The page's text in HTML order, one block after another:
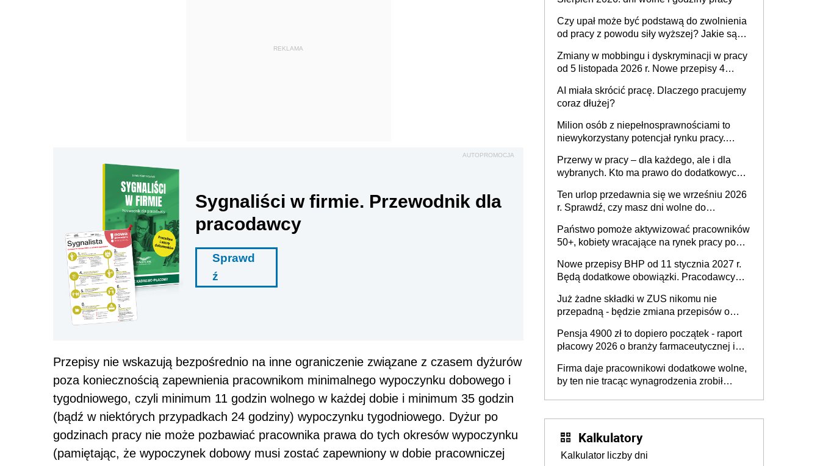
REKLAMA
AUTOPROMOCJA
Sygnaliści w firmie. Przewodnik dla
pracodawcy
Sprawd
ź
Przepisy nie wskazują bezpośrednio na inne ograniczenie związane z czasem dyżurów
poza koniecznością zapewnienia pracownikom minimalnego wypoczynku dobowego i
tygodniowego, czyli minimum 11 godzin wolnego w każdej dobie i minimum 35 godzin
(bądź w niektórych przypadkach 24 godziny) wypoczynku tygodniowego. Dyżur po
godzinach pracy nie może pozbawiać pracownika prawa do tych okresów wypoczynku
(pamiętając, że wypoczynek dobowy musi zostać zapewniony w dobie pracowniczej
Czy upał może być podstawą do zwolnienia
od pracy z powodu siły wyższej? Jakie są
Zmiany w mobbingu i dyskryminacji w pracy
od 5 listopada 2026 r. Nowe przepisy 4
Ustaw
AI miała skrócić pracę. Dlaczego pracujemy
coraz dłużej?
Milion osób z niepełnosprawnościami to
niewykorzystany potencjał rynku pracy.
dofinansowań czy refundacji, ale bariery po
stronie systemu i świadomości
pracodawców [WYWIAD]
Przerwy w pracy – dla każdego, ale i dla
wybranych. Kto ma prawo do dodatkowych
Ten urlop przedawnia się we wrześniu 2026
r. Sprawdź, czy masz dni wolne do
Państwo pomoże aktywizować pracowników
50+, kobiety wracające na rynek pracy po
osoby neuroatypowe. Powstanie Fundusz
na rzecz Inkluzywności w Zatrudnianiu?
Nowe przepisy BHP od 11 stycznia 2027 r.
Będą dodatkowe obowiązki. Pracodawcy
Już żadne składki w ZUS nikomu nie
przepadną - będzie zmiana przepisów o
ubezpieczeniom społecznym
Pensja 4900 zł to dopiero początek - raport
płacowy 2026 o branży farmaceutycznej i
Firma daje pracownikowi dodatkowe wolne,
by ten nie tracąc wynagrodzenia zrobił
Kalkulatory
Kalkulator liczby dni